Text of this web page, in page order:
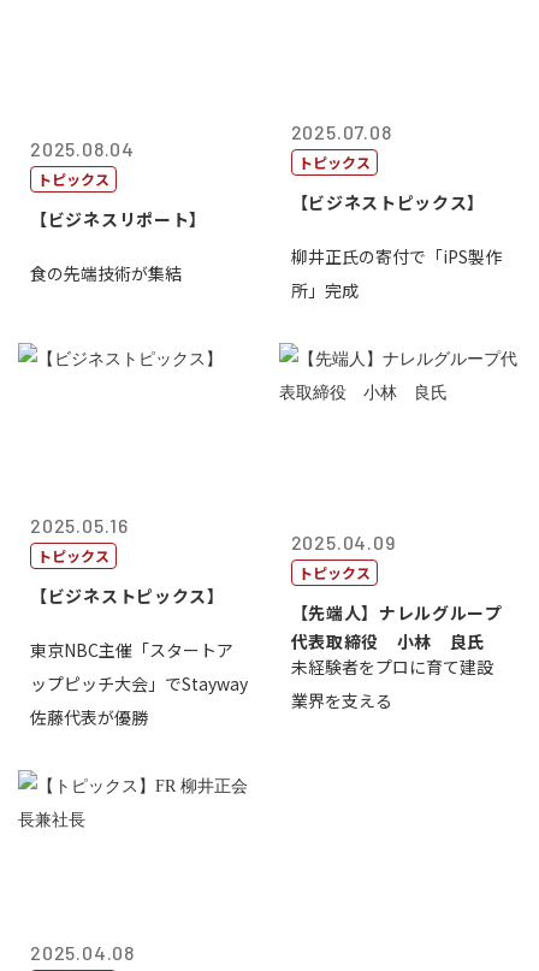
2025.08.04
トピックス
【ビジネスリポート】
食の先端技術が集結
2025.07.08
トピックス
【ビジネストピックス】
柳井正氏の寄付で「iPS製作
所」完成
2025.05.16
トピックス
【ビジネストピックス】
東京NBC主催「スタートア
ップピッチ大会」でStayway
佐藤代表が優勝
2025.04.09
トピックス
【先端人】ナレルグループ
代表取締役 小林 良氏
未経験者をプロに育て建設
業界を支える
2025.04.08